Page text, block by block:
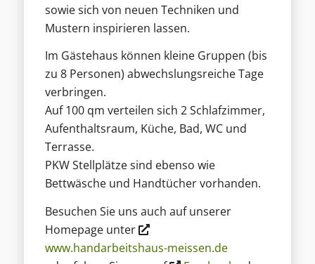
sowie sich von neuen Techniken und
Mustern inspirieren lassen.
Im Gästehaus können kleine Gruppen (bis
zu 8 Personen) abwechslungsreiche Tage
verbringen.
Auf 100 qm verteilen sich 2 Schlafzimmer,
Aufenthaltsraum, Küche, Bad, WC und
Terrasse.
PKW Stellplätze sind ebenso wie
Bettwäsche und Handtücher vorhanden.
Besuchen Sie uns auch auf unserer
Homepage unter
www.handarbeitshaus-meissen.de